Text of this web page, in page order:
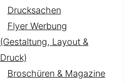
Drucksachen
Flyer Werbung
(Gestaltung, Layout &
Druck)
Broschüren & Magazine